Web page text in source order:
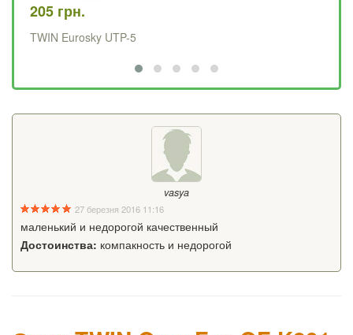
205 грн.
TWIN Eurosky UTP-5
vasya
27 березня 2016 11:16
маленький и недорогой качественный
Достоинства: компакность и недорогой